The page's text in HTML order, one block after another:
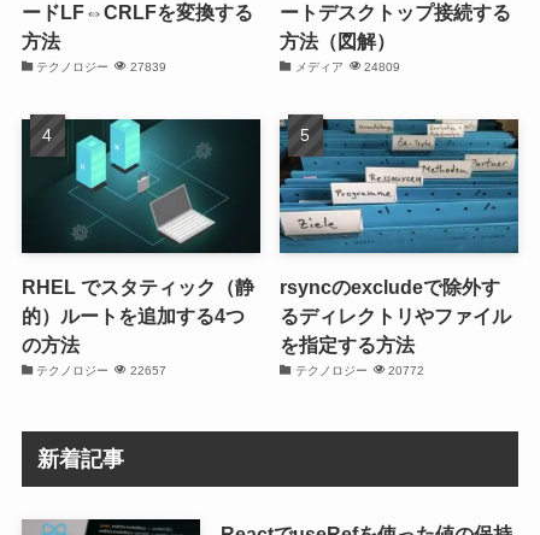
ードLF⇔CRLFを変換する
方法
テクノロジー 27839
ートデスクトップ接続する
方法（図解）
メディア 24809
RHEL でスタティック（静
的）ルートを追加する4つ
の方法
テクノロジー 22657
rsyncのexcludeで除外す
るディレクトリやファイル
を指定する方法
テクノロジー 20772
新着記事